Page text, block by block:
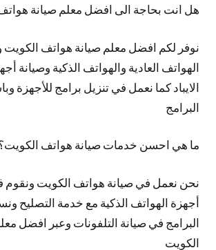
هل انت بحاجة الى افضل معلم صيانة
نوفر لكم افضل معلم صيانة هواتف الكويت
الهواتف العادية والهواتف الذكية وصيانة
الايباد كما نعمل في تنزيل برامج للأجهزة
البرامج
ما هي احسن خدمات صيانة هواتف
نحن نعمل في صيانة هواتف الكويت ونقوم
أجهزة الهواتف الذكية مع خدمة التصليح
البرامج في صيانة التلفونات وعبر افضل
الكويت